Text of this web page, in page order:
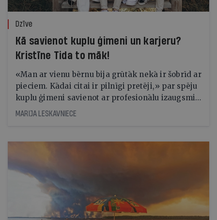
Dzīve
Kā savienot kuplu ģimeni un karjeru?
Kristīne Tida to māk!
«Man ar vienu bērnu bija grūtāk nekā ir šobrīd ar
pieciem. Kādai citai ir pilnīgi pretēji,» par spēju
kuplu ģimeni savienot ar profesionālu izaugsmi
un tikt pāri arī ļoti smagiem dzīves
MARIJA LESKAVNIECE